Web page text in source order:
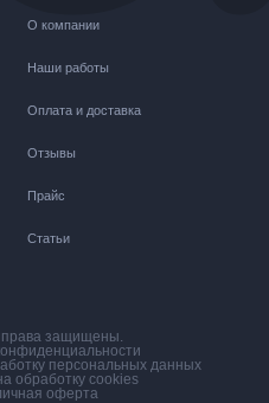
О компании
Наши работы
Оплата и доставка
Отзывы
Прайс
Статьи
защищены.
персональных данных
обработку cookies
оферта